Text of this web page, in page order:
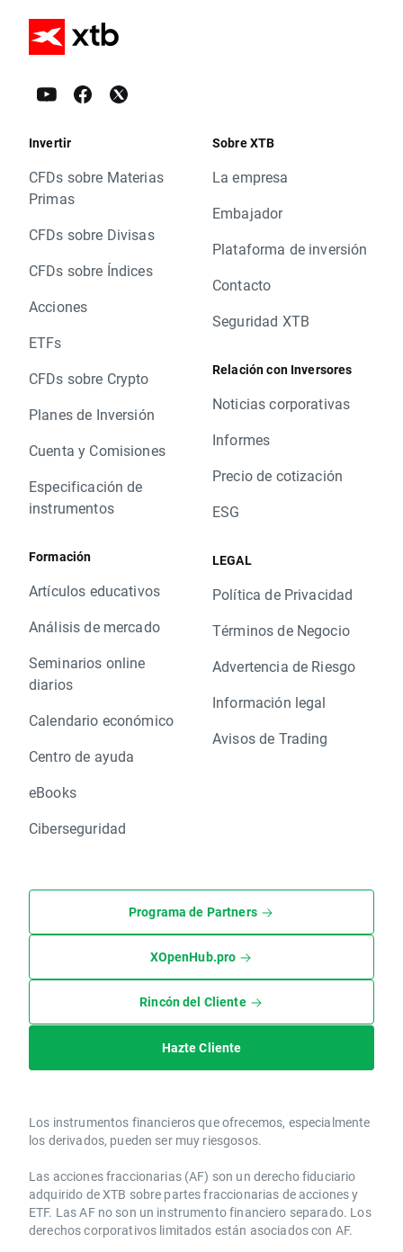
Invertir
CFDs sobre Materias
Primas
CFDs sobre Divisas
CFDs sobre Índices
Acciones
ETFs
CFDs sobre Crypto
Planes de Inversión
Cuenta y Comisiones
Especificación de
instrumentos
Formación
Artículos educativos
Análisis de mercado
Seminarios online
diarios
Calendario económico
Centro de ayuda
eBooks
Ciberseguridad
Sobre XTB
La empresa
Embajador
Plataforma de inversión
Contacto
Seguridad XTB
Relación con Inversores
Noticias corporativas
Informes
Precio de cotización
ESG
LEGAL
Política de Privacidad
Términos de Negocio
Advertencia de Riesgo
Información legal
Avisos de Trading
Programa de Partners
XOpenHub.pro
Rincón del Cliente
Hazte Cliente
Los instrumentos financieros que ofrecemos, especialmente
los derivados, pueden ser muy riesgosos.
Las acciones fraccionarias (AF) son un derecho fiduciario
adquirido de XTB sobre partes fraccionarias de acciones y
ETF. Las AF no son un instrumento financiero separado. Los
derechos corporativos limitados están asociados con AF.